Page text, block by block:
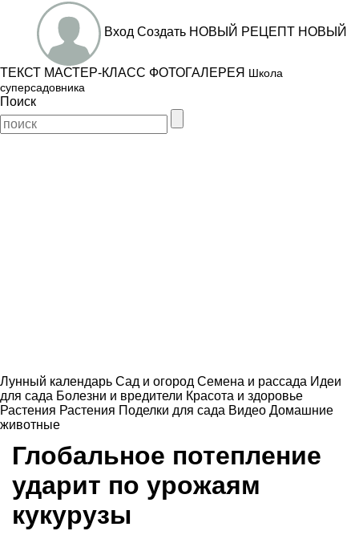
Вход Создать НОВЫЙ РЕЦЕПТ НОВЫЙ
ТЕКСТ МАСТЕР-КЛАСС ФОТОГАЛЕРЕЯ Школа
суперсадовника
Поиск
Лунный календарь Сад и огород Семена и рассада Идеи
для сада Болезни и вредители Красота и здоровье
Растения Растения Поделки для сада Видео Домашние
животные
Глобальное потепление
ударит по урожаям
кукурузы